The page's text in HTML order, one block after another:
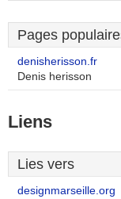
Pages
denisherisson.fr
Denis herisson
Liens
Lies vers
designmarseille.org